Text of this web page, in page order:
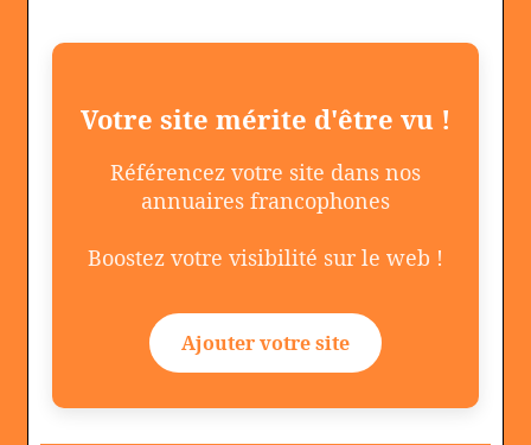
Votre site mérite d'être vu !
Référencez votre site dans nos
annuaires francophones
Boostez votre visibilité sur le web !
Ajouter votre site